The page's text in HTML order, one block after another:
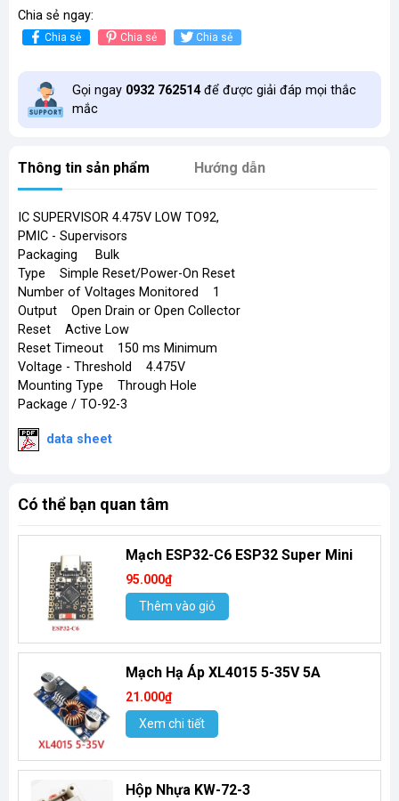
Chia sẻ ngay:
Chia sẻ Chia sẻ Chia sẻ
Gọi ngay 0932 762514để được giải đáp mọi thắc
mắc
Thông tin sản phẩm Hướng dẫn
IC SUPERVISOR 4.475V LOW TO92,
PMIC - Supervisors
Packaging Bulk
Type Simple Reset/Power-On Reset
Number of Voltages Monitored 1
Output Open Drain or Open Collector
Reset Active Low
Reset Timeout 150 ms Minimum
Voltage - Threshold 4.475V
Mounting Type Through Hole
Package / TO-92-3
data sheet
Có thể bạn quan tâm
Mạch ESP32-C6 ESP32 Super Mini
95.000₫
Thêm vào giỏ
Mạch Hạ Áp XL4015 5-35V 5A
21.000₫
Xem chi tiết
Hộp Nhựa KW-72-3